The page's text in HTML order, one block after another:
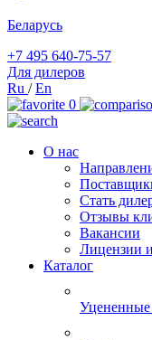
Беларусь
+7 495 640-75-57
Для дилеров
Ru /En
0
О нас
Стать
Отзывы
Вакансии
Лицензии
Каталог
Уцененные